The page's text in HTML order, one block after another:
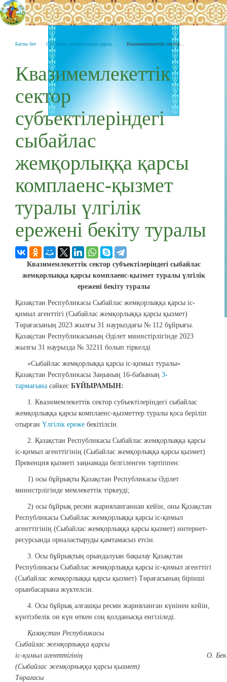
Басты бет Сыбайлас жемқорлыққа қарсы... Квазимемлекеттік сектор...
Квазимемлекеттік
сектор
субъектілеріндегі
сыбайлас
жемқорлыққа қарсы
комплаенс-қызмет
туралы үлгілік
ережені бекіту туралы
Квазимемлекеттік сектор субъектілеріндегі сыбайлас
жемқорлыққа қарсы комплаенс-қызмет туралы үлгілік
ережені бекіту туралы
Қазақстан Республикасы Сыбайлас жемқорлыққа қарсы іс-
қимыл агенттігі (Сыбайлас жемқорлыққа қарсы қызмет)
Төрағасының 2023 жылғы 31 наурыздағы № 112 бұйрығы.
Қазақстан Республикасының Әділет министірлігінде 2023
жылғы 31 наурызда № 32211 болып тіркелді
«Сыбайлас жемқорлыққа қарсы іс-қимыл туралы»
Қазақстан Республикасы Заңының 16-бабының 3-
тармағына сәйкес БҰЙЫРАМЫН:
1. Квазимемлекеттік сектор субъектілеріндегі сыбайлас
жемқорлыққа қарсы комплаенс-қызметтер туралы қоса беріліп
отырған Үлгілік ереже бекітілсін.
2. Қазақстан Республикасы Сыбайлас жемқорлыққа қарсы
іс-қимыл агенттігінің (Сыбайлас жемқорлыққа қарсы қызмет)
Превенция қызметі заңнамада белгіленген тәртіппен:
1) осы бұйрықты Қазақстан Республикасы Әділет
министрлігінде мемлекеттік тіркеуді;
2) осы бұйрық ресми жарияланғаннан кейін, оны Қазақстан
Республикасы Сыбайлас жемқорлыққа қарсы іс-қимыл
агенттігінің (Сыбайлас жемқорлыққа қарсы қызмет) интернет-
ресурсында орналастыруды қамтамасыз етсін.
3. Осы бұйрықтың орындалуын бақылау Қазақстан
Республикасы Сыбайлас жемқорлыққа қарсы іс-қимыл агенттігі
(Сыбайлас жемқорлыққа қарсы қызмет) Төрағасының бірінші
орынбасарына жүктелсін.
4. Осы бұйрық алғашқы ресми жарияланған күнінен кейін,
күнтізбелік он күн өткен соң қолданысқа енгізіледі.
Қазақстан Республикасы
Сыбайлас жемқорлыққа қарсы
іс-қимыл агенттігінің
(Сыбайлас жемқорлыққа қарсы қызмет)
Төрағасы
О.